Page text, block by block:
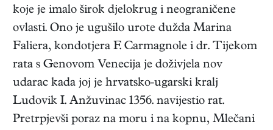
koje je imalo širok djelokrug i neograničene
ovlasti. Ono je ugušilo urote dužda Marina
Faliera, kondotjera F. Carmagnole i dr. Tijekom
rata s Genovom Venecija je doživjela nov
udarac kada joj je hrvatsko-ugarski kralj
Ludovik I. Anžuvinac 1356. navijestio rat.
Pretrpjevši poraz na moru i na kopnu, Mlečani